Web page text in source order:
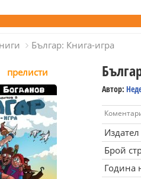
Българ: Книга-игра
прелисти
Автор:
Издател
Брой
Година